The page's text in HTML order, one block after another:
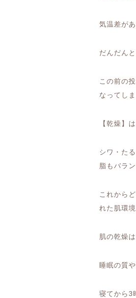
気温差が
だんだん
この前の
なってし
【乾燥】は
シワ・た
脂もバラ
これから
れた肌環
肌の乾燥は
睡眠の質
寝てから3